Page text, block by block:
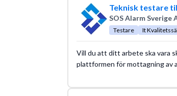
Teknisk testare
SOS Alarm Sverige
Testare It
Vill du att ditt arbete ska vara
plattformen för mottagning av